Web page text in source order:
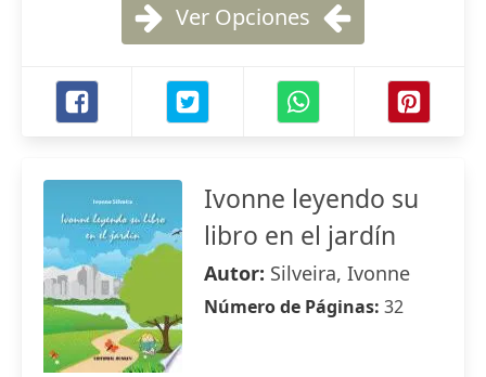
Ver Opciones
Ivonne leyendo su
libro en el jardín
Autor: Silveira, Ivonne
Número de Páginas: 32